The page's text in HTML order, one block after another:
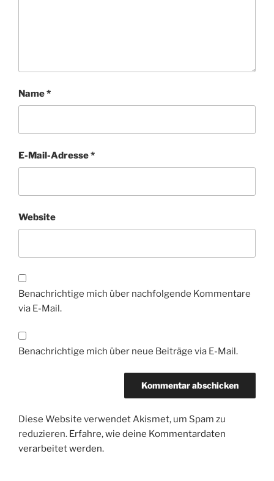
Name*
E-Mail-Adresse*
Website
Benachrichtige mich über nachfolgende Kommentare
via E-Mail.
Benachrichtige mich über neue Beiträge via E-Mail.
Diese Website verwendet Akismet, um Spam zu
reduzieren. Erfahre, wie deine Kommentardaten
verarbeitet werden.